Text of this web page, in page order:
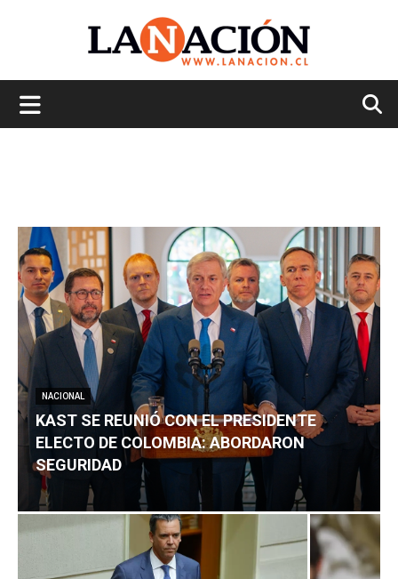
NACIONAL
KAST SE REUNIÓ CON EL PRESIDENTE
ELECTO DE COLOMBIA: ABORDARON
SEGURIDAD